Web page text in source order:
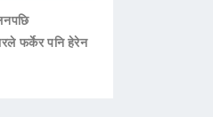
फर्केर पनि हेरेन